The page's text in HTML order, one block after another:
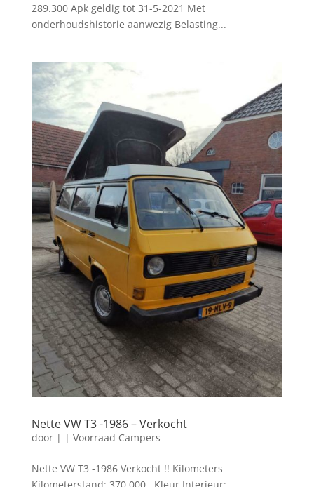
289.300 Apk geldig tot 31-5-2021 Met
onderhoudshistorie aanwezig Belasting...
Nette VW T3 -1986 – Verkocht
door | | Voorraad Campers
Nette VW T3 -1986 Verkocht !! Kilometers
Kilometerstand: 370.000 Kleur Interieur: